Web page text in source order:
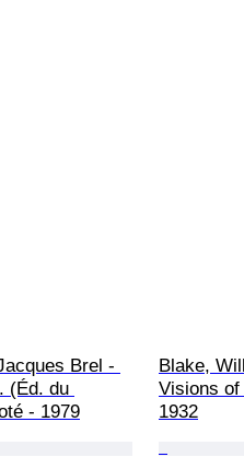
Brel -
(Éd. du
- 1979
Blake,
Visions of
1932